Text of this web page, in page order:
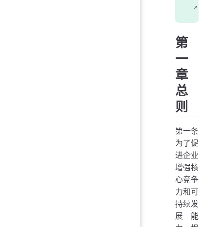
第
一
章
总
则
第一条
为了促
进企业
增强核
心竞争
力和可
持续发
展能